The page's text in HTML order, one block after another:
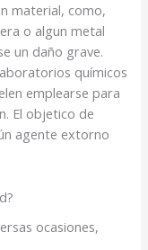
material, como,
o algun metal
un daño grave.
químicos
emplearse para
El objetico de
agente extorno
ocasiones,